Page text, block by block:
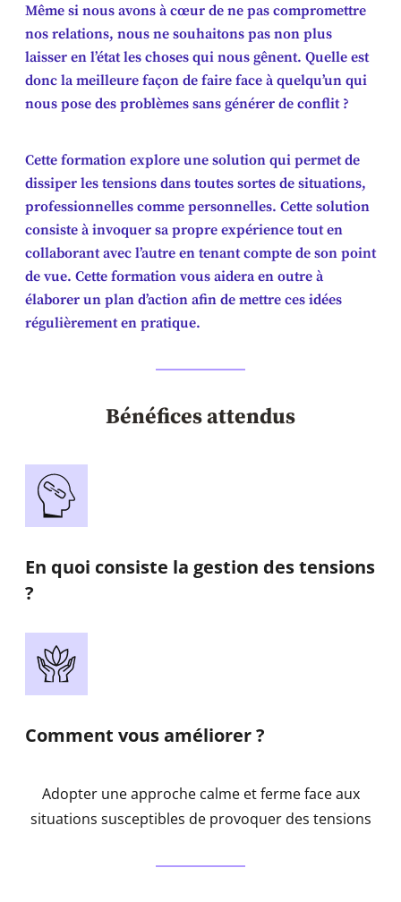
Même si nous avons à cœur de ne pas compromettre
nos relations, nous ne souhaitons pas non plus
laisser en l’état les choses qui nous gênent. Quelle est
donc la meilleure façon de faire face à quelqu’un qui
nous pose des problèmes sans générer de conflit ?
Cette formation explore une solution qui permet de
dissiper les tensions dans toutes sortes de situations,
professionnelles comme personnelles. Cette solution
consiste à invoquer sa propre expérience tout en
collaborant avec l’autre en tenant compte de son point
de vue. Cette formation vous aidera en outre à
élaborer un plan d’action afin de mettre ces idées
régulièrement en pratique.
Bénéfices attendus
En quoi consiste la gestion des tensions
?
Comment vous améliorer ?
Adopter une approche calme et ferme face aux
situations susceptibles de provoquer des tensions